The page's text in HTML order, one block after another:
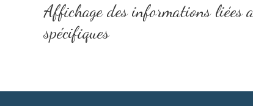
Affichage des informations liées
spécifiques